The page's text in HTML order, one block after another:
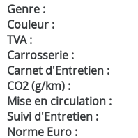
Genre :
Couleur :
TVA :
Carrosserie :
Carnet d'Entretien :
CO2 (g/km) :
Mise en circulation :
Suivi d'Entretien :
Norme Euro :